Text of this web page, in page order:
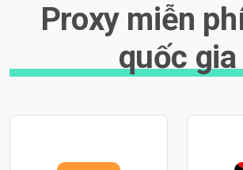
Proxy miễn
quốc gia